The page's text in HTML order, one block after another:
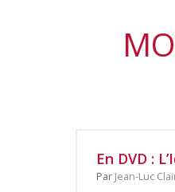
En DVD :
Par Jean-Luc